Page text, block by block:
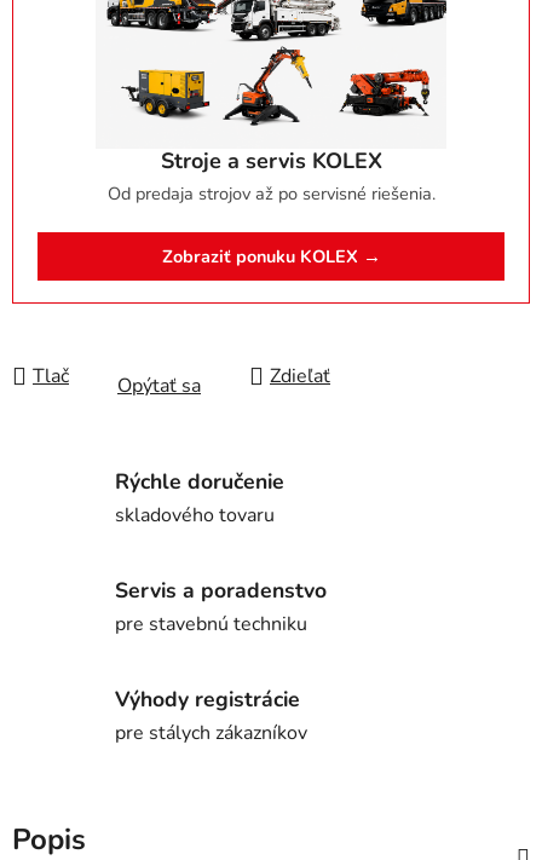
Stroje a servis KOLEX
Od predaja strojov až po servisné riešenia.
Zobraziť ponuku KOLEX →
Tlač Opýtať sa Zdieľať
Rýchle doručenie
skladového tovaru
Servis a poradenstvo
pre stavebnú techniku
Výhody registrácie
pre stálych zákazníkov
Popis